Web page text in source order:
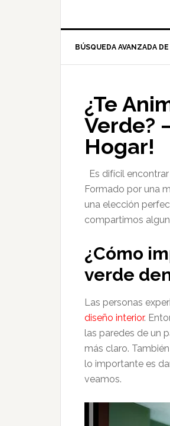
BÚSQUEDA AVANZADA
¿Te
Verde?
Hogar!
Es difícil
Formado por una
una elección
compartimos
¿Cómo
verde
Las personas
diseño interior.
las paredes de un
más claro.
lo importante es
veamos.